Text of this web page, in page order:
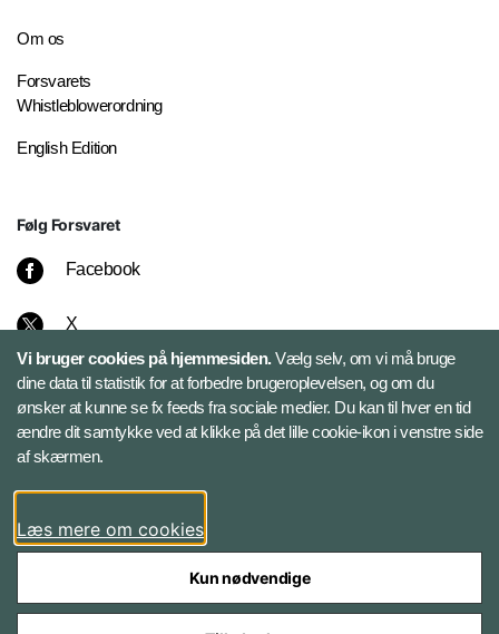
Om os
Forsvarets
Whistleblowerordning
English Edition
Følg Forsvaret
Facebook
X
Instagram
Bluesky
LinkedIn
Vi bruger cookies på hjemmesiden.Vælg selv, om vi må bruge
dine data til statistik for at forbedre brugeroplevelsen, og om du
ønsker at kunne se fx feeds fra sociale medier. Du kan til hver en tid
ændre dit samtykke ved at klikke på det lille cookie-ikon i venstre side
af skærmen.
Læs mere om cookies
Kun nødvendige